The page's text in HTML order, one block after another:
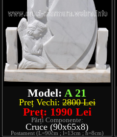
Model: A 21
Preț Vechi: 2800 Lei
Preț: 1990 Lei
Părți Componente:
Cruce (90x65x8)
Postament (L=90cm ; l=13cm ; h=8cm)